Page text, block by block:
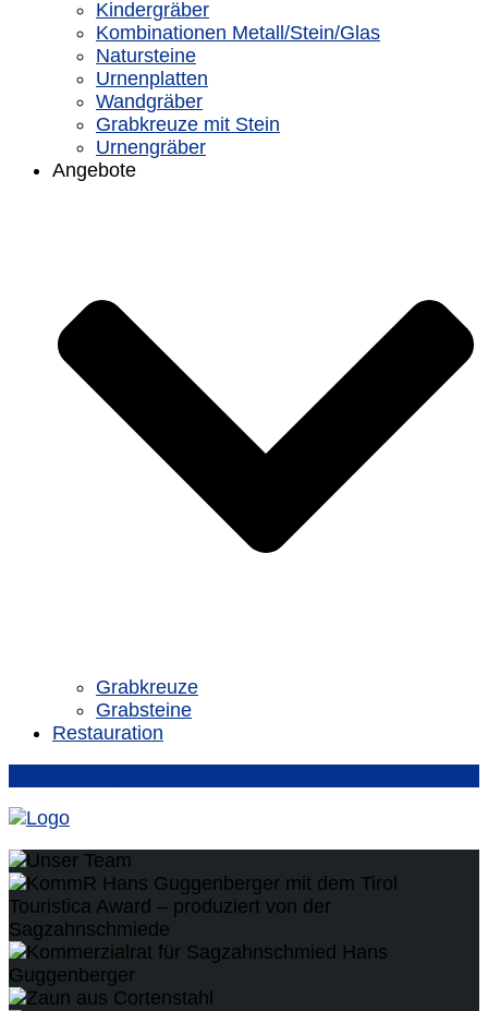
Kindergräber
Kombinationen Metall/Stein/Glas
Natursteine
Urnenplatten
Wandgräber
Grabkreuze mit Stein
Urnengräber
Angebote
Grabkreuze
Grabsteine
Restauration